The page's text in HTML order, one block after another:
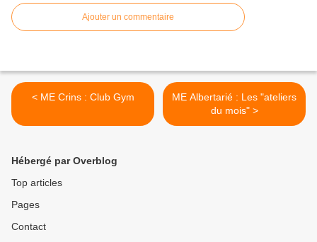
Ajouter un commentaire
< ME Crins : Club Gym
ME Albertarié : Les "ateliers
du mois" >
Hébergé par Overblog
Top articles
Pages
Contact